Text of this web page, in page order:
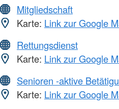
Mitgliedschaft
Karte: Link zur Google
Rettungsdienst
Karte: Link zur Google
Senioren -aktive
Karte: Link zur Google